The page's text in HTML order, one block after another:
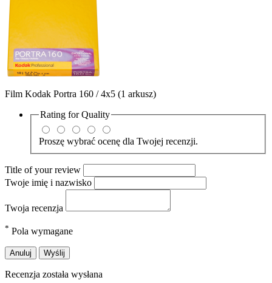
Film Kodak Portra 160 / 4x5 (1 arkusz)
Rating forQuality
Proszę wybrać ocenę dla Twojej recenzji.
Title of your review
Twoje imię i nazwisko
Twoja recenzja
* Pola wymagane
Anuluj Wyślij
Recenzja została wysłana